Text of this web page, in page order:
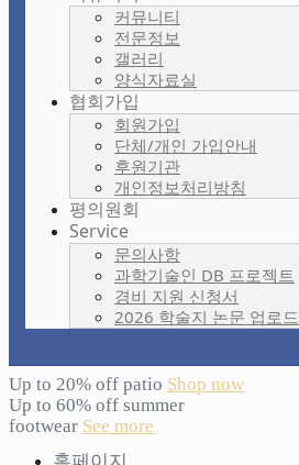
커뮤니티
전문정보
갤러리
양식자료실
협회가입
회원가입
단체/개인 가입안내
후원기관
개인정보처리방침
평의원회
Service
문의사항
과학기술인 DB 프로젝트
경비 지원 신청서
2026 학술지 논문 업로드
Up to 20% off patio Shop now
Up to 60% off summer
footwear See more